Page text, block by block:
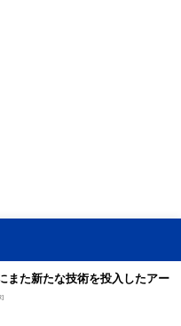
また新たな技術を投入したアー